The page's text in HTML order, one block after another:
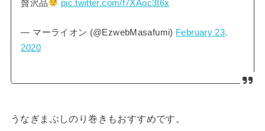
贅沢品
pic.twitter.com/f7XAoc3I6x
— マーライオン (@EzwebMasafumi) February 23,
2020
うなぎまぶしのり巻きもおすすめです。